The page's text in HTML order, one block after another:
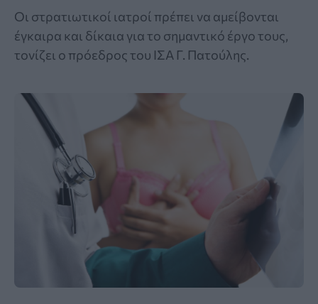
Οι στρατιωτικοί ιατροί πρέπει να αμείβονται
έγκαιρα και δίκαια για το σημαντικό έργο τους,
τονίζει ο πρόεδρος του ΙΣΑ Γ. Πατούλης.